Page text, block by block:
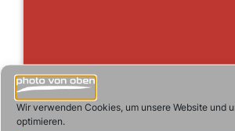
Wir verwenden Cookies, um unsere Website und
optimieren.